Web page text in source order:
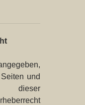
und
dieser